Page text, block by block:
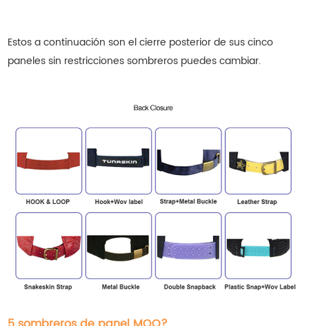
Estos a continuación son el cierre posterior de sus cinco
paneles sin restriccionessombreros puedes cambiar.